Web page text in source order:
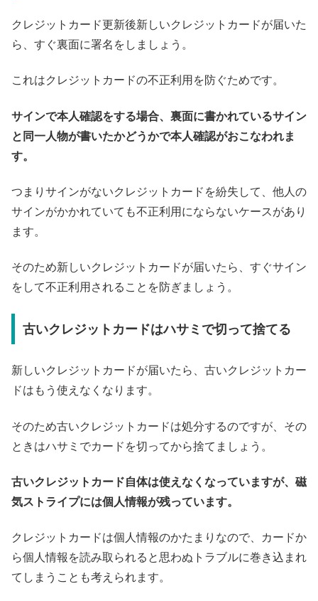
クレジットカード更新後新しいクレジットカードが届いた
ら、すぐ裏面に署名をしましょう。
これはクレジットカードの不正利用を防ぐためです。
サインで本人確認をする場合、裏面に書かれているサイン
と同一人物が書いたかどうかで本人確認がおこなわれま
す。
つまりサインがないクレジットカードを紛失して、他人の
サインがかかれていても不正利用にならないケースがあり
ます。
そのため新しいクレジットカードが届いたら、すぐサイン
をして不正利用されることを防ぎましょう。
古いクレジットカードはハサミで切って捨てる
新しいクレジットカードが届いたら、古いクレジットカー
ドはもう使えなくなります。
そのため古いクレジットカードは処分するのですが、その
ときはハサミでカードを切ってから捨てましょう。
古いクレジットカード自体は使えなくなっていますが、磁
気ストライプには個人情報が残っています。
クレジットカードは個人情報のかたまりなので、カードか
ら個人情報を読み取られると思わぬトラブルに巻き込まれ
てしまうことも考えられます。